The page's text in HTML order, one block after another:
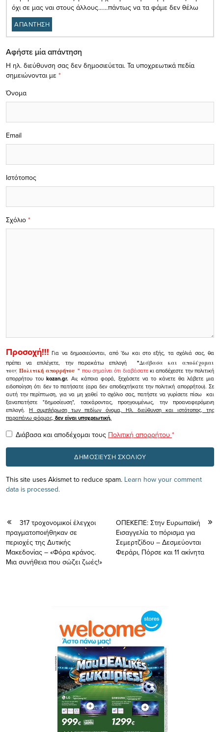
όχι σε μας ναι στους άλλους……πάντως να τα φάμε δεν θέλω
ΑΠΑΝΤΗΣΗ
Αφήστε μία απάντηση
Η ηλ. διεύθυνση σας δεν δημοσιεύεται. Τα υποχρεωτικά πεδία
σημειώνονται με *
Σχόλιο *
Όνομα
Email
Ιστότοπος
Προσοχή!!! Για να δημοσιεύονται, από 'δω και στο εξής, τα σχόλιά σας, θα
πρέπει να επιλέγετε, την παρακάτω επιλογή
"Διάβασα και αποδέχομαι
τουςΠολιτική απορρήτου" που σημαίνει ότι διαβάσατεκι αποδέχεστε την πολιτική
απορρήτου τουkozan.gr. Αν, κάποια φορά, ξεχάσετε να το κάνετε θα λάβετε μια
ειδοποίηση ότι δεν το πατήσατε (αρα δεν αποδεχτήκατε την πολιτική απορρήτου). Σε
αυτή την περίπτωση, για να μη χαθεί το σχόλιο σας, πατήστε να γυρίσετε πίσω και
ξαναπατήστε "δημοσίευση", τσεκάροντας, προηγουμένως, την προαναφερόμενη
επιλογή.Η συμπλήρωση των πεδίων όνομα, Ηλ. διεύθυνση και ιστότοπος, της
παραπάνω φόρμας, δεν είναι υποχρεωτική.
Διάβασα και αποδέχομαι τους Πολιτική απορρήτου *
This site uses Akismet to reduce spam. Learn how your comment
data is processed.
317 τροχονομικοί έλεγχοι
πραγματοποιήθηκαν σε
περιοχές της Δυτικής
Μακεδονίας – «Φόρα κράνος.
Μια συνήθεια που σώζει ζωές!»
ΟΠΕΚΕΠΕ: Στην Ευρωπαϊκή
Εισαγγελία το πόρισμα για
Σεμερτζίδου – Δεσμεύονται
Φεράρι, Πόρσε και 11 ακίνητα